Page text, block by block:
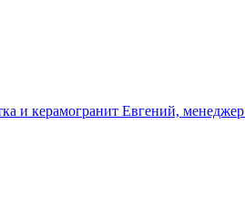
и керамогранит Евгений, менеджер